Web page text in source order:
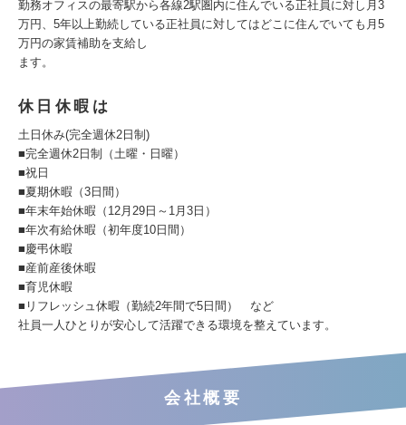
勤務オフィスの最寄駅から各線2駅圏内に住んでいる正社員に対し月3
万円、5年以上勤続している正社員に対してはどこに住んでいても月5
万円の家賃補助を支給し
ます。
休日休暇は
土日休み(完全週休2日制)
■完全週休2日制（土曜・日曜）
■祝日
■夏期休暇（3日間）
■年末年始休暇（12月29日～1月3日）
■年次有給休暇（初年度10日間）
■慶弔休暇
■産前産後休暇
■育児休暇
■リフレッシュ休暇（勤続2年間で5日間） など
社員一人ひとりが安心して活躍できる環境を整えています。
会社概要